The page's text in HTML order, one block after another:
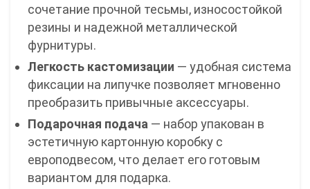
сочетание прочной тесьмы, износостойкой
резины и надежной металлической
фурнитуры.
Легкость кастомизации — удобная система
фиксации на липучке позволяет мгновенно
преобразить привычные аксессуары.
Подарочная подача — набор упакован в
эстетичную картонную коробку с
европодвесом, что делает его готовым
вариантом для подарка.